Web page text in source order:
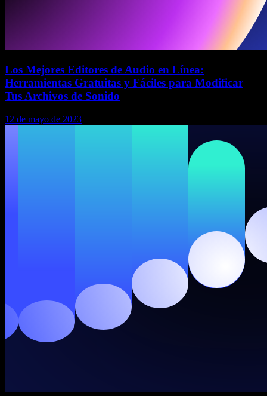
Los Mejores Editores de Audio en Línea:
Herramientas Gratuitas y Fáciles para Modificar
Tus Archivos de Sonido
12 de mayo de 2023